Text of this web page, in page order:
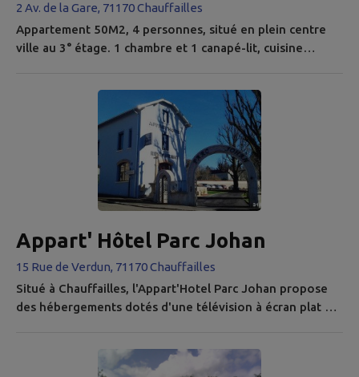
2 Av. de la Gare, 71170 Chauffailles
Appartement 50M2, 4 personnes, situé en plein centre
ville au 3° étage. 1 chambre et 1 canapé-lit, cuisine
proximité Ouvert toute l'année Pour une nuit ou plus
Contactez-nous pour réserver
lafond.chauffailles@gmail.com Tél : +33 (0)6 26 66 20 81
Appart' Hôtel Parc Johan
15 Rue de Verdun, 71170 Chauffailles
Situé à Chauffailles, l'Appart'Hotel Parc Johan propose
des hébergements dotés d'une télévision à écran plat et
micro-ondes, d'une machine à café, d'un réfrigérateur et